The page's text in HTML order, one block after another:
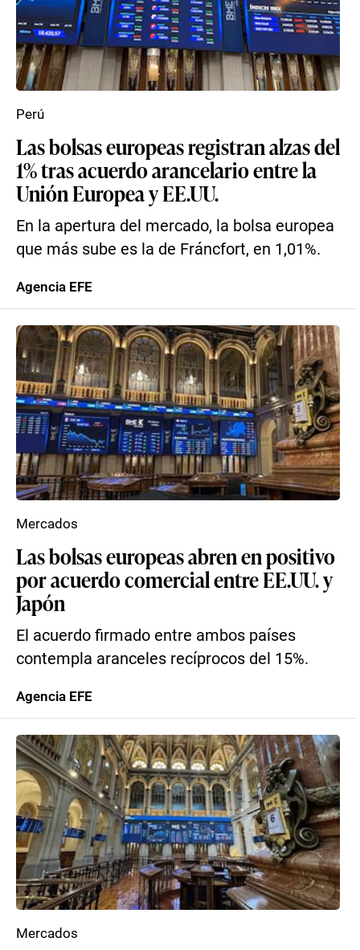
Las bolsas europeas registran alzas del
1% tras acuerdo arancelario entre la
Unión Europea y EE.UU.
En la apertura del mercado, la bolsa europea
que más sube es la de Fráncfort, en 1,01%.
Perú
Agencia EFE
Las bolsas europeas abren en positivo
por acuerdo comercial entre EE.UU. y
Japón
El acuerdo firmado entre ambos países
contempla aranceles recíprocos del 15%.
Mercados
Agencia EFE
Mercados